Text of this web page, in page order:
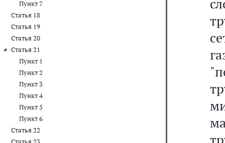
Пункт 7
Статья 18
Статья 19
Статья 20
Статья 21
Пункт 1
Пункт 2
Пункт 3
Пункт 4
Пункт 5
Пункт 6
Статья 22